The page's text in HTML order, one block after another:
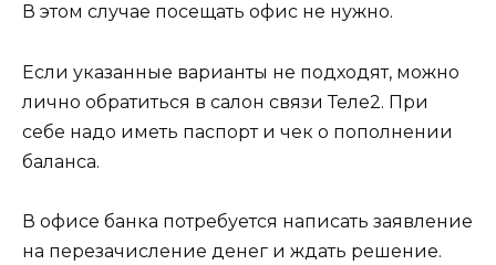
В этом случае посещать офис не нужно.
Если указанные варианты не подходят, можно
лично обратиться в салон связи Теле2. При
себе надо иметь паспорт и чек о пополнении
баланса.
В офисе банка потребуется написать заявление
на перезачисление денег и ждать решение.